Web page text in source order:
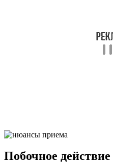
Побочное действие